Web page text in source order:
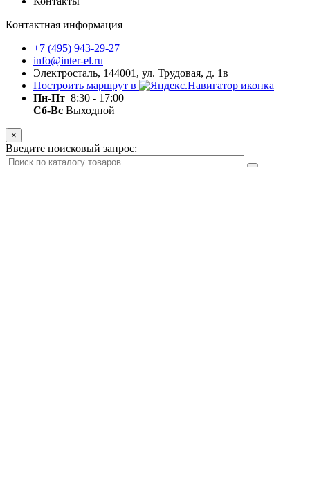
Контактная информация
+7 (495) 943-29-27
info@inter-el.ru
Электросталь, 144001, ул. Трудовая, д. 1в
Построить маршрут в
Пн-Пт 8:30 - 17:00
Сб-Вс Выходной
×
Введите поисковый запрос: